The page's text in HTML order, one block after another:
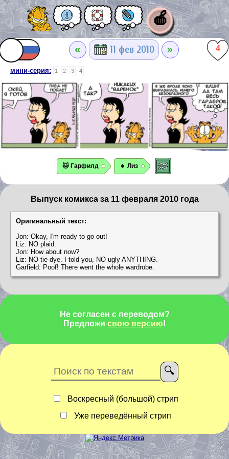
🍎
« 11 фев 2010 » 4
мини-серия: 1 2 3 4
🐱 Гарфилд 👧 Лиз
Выпуск комикса за 11 февраля 2010 года
Оригинальный текст:
Jon: Okay, I'm ready to go out!
Liz: NO plaid.
Jon: How about now?
Liz: NO tie-dye. I told you, NO ugly ANYTHING.
Garfield: Poof! There went the whole wardrobe.
Не согласен с переводом?
Предложи свою версию!
Воскресный (большой) стрип
Уже переведённый стрип